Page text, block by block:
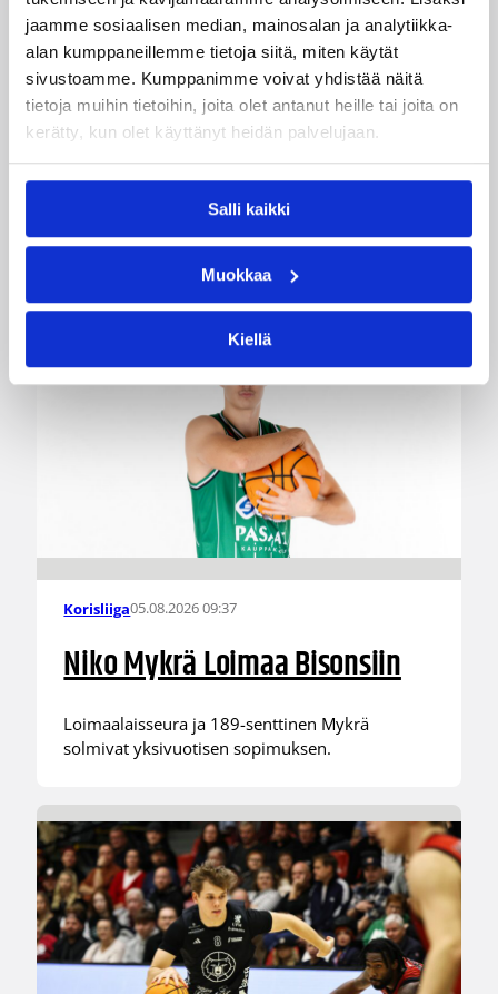
jaamme sosiaalisen median, mainosalan ja analytiikka-
alan kumppaneillemme tietoja siitä, miten käytät
sivustoamme. Kumppanimme voivat yhdistää näitä
tietoja muihin tietoihin, joita olet antanut heille tai joita on
kerätty, kun olet käyttänyt heidän palvelujaan.
Salli kaikki
Muokkaa
Kiellä
kahden pelaajan edestä
Helsinki Seagullsin kokoonpano vahvistuu
kahdella tuoreella kasvolla. Joukkue on tehnyt
tulevan kauden mittaiset sopimukset viime
edustaneen 26-vuotiaan yhdysvaltalaislaituri
Tyrese Williamsin sekä viime kaudella Kouvoja
edustaneen 32-vuotiaan Timi Puittisen kanssa.
Korisliiga05.08.2026 09:37
Niko Mykrä Loimaa Bisonsiin
Loimaalaisseura ja 189-senttinen Mykrä
solmivat yksivuotisen sopimuksen.